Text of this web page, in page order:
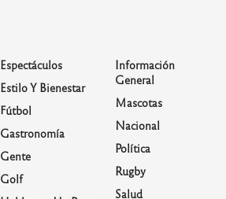
Espectáculos
Estilo Y Bienestar
Fútbol
Gastronomía
Gente
Golf
Información
General
Mascotas
Nacional
Política
Rugby
Salud